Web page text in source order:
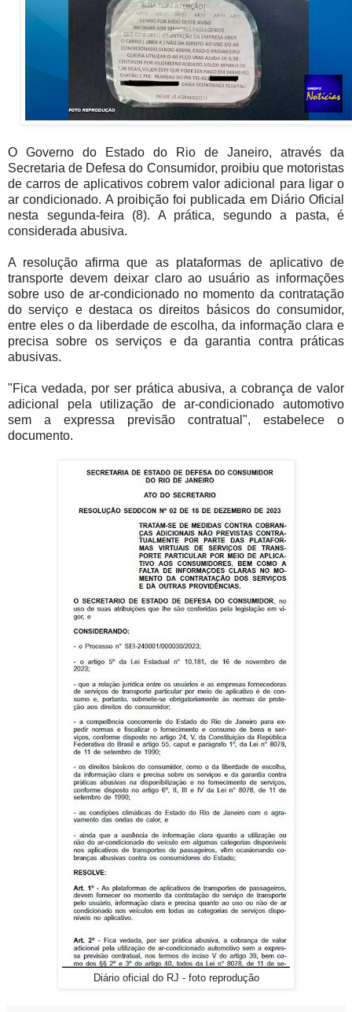
O Governo do Estado do Rio de Janeiro, através da
Secretaria de Defesa do Consumidor, proibiu que motoristas
de carros de aplicativos cobrem valor adicional para ligar o
ar condicionado. A proibição foi publicada em Diário Oficial
nesta segunda-feira (8). A prática, segundo a pasta, é
considerada abusiva.
A resolução afirma que as plataformas de aplicativo de
transporte devem deixar claro ao usuário as informações
sobre uso de ar-condicionado no momento da contratação
do serviço e destaca os direitos básicos do consumidor,
entre eles o da liberdade de escolha, da informação clara e
precisa sobre os serviços e da garantia contra práticas
abusivas.
"Fica vedada, por ser prática abusiva, a cobrança de valor
adicional pela utilização de ar-condicionado automotivo
sem a expressa previsão contratual", estabelece o
documento.
Diário oficial do RJ - foto reprodução